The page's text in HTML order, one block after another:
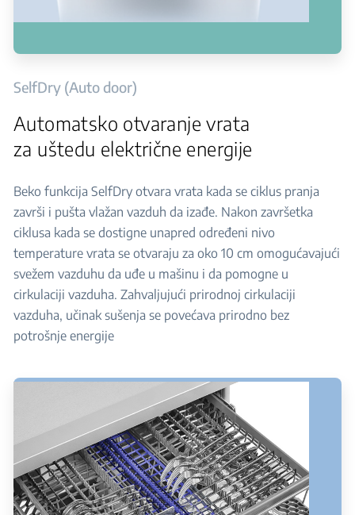
SelfDry (Auto door)
Automatsko otvaranje vrata
za uštedu električne energije
Beko funkcija SelfDry otvara vrata kada se ciklus pranja
završi i pušta vlažan vazduh da izađe. Nakon završetka
ciklusa kada se dostigne unapred određeni nivo
temperature vrata se otvaraju za oko 10 cm omogućavajući
svežem vazduhu da uđe u mašinu i da pomogne u
cirkulaciji vazduha.​ Zahvaljujući prirodnoj cirkulaciji
vazduha, učinak sušenja se povećava prirodno bez
potrošnje energije